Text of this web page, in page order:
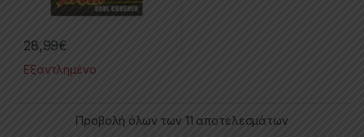
28,99€
Εξαντλημένο
Προβολή όλων των 11 αποτελεσμάτων